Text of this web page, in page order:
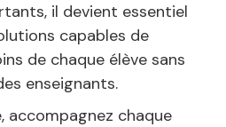
il devient essentiel
capables de
de chaque élève sans
enseignants.
accompagnez chaque